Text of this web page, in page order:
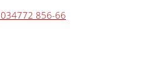
034772 856-66